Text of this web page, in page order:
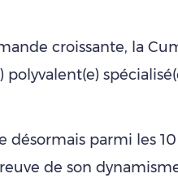
croissante, la
polyvalent(e)
désormais parmi les
de son